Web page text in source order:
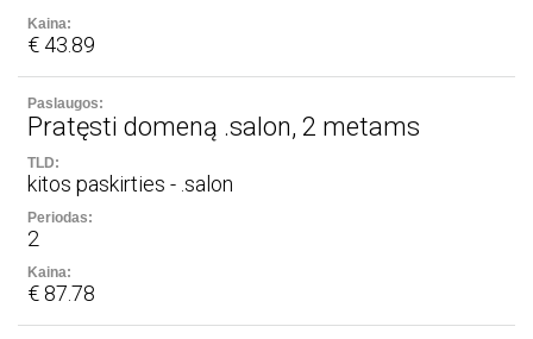
€ 43.89
Pratęsti domeną .salon, 2 metams
kitos paskirties - .salon
2
€ 87.78